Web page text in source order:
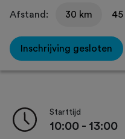
Afstand: 30 km 45
Inschrijving gesloten
Starttijd
10:00 - 13:00